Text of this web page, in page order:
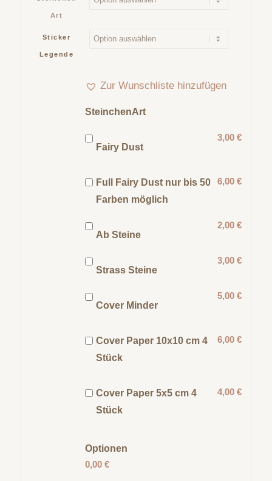
Art
Sticker
Legende
Zur Wunschliste hinzufügen
SteinchenArt
Fairy Dust
3,00 €
Full Fairy Dust nur bis 50
Farben möglich
6,00 €
Ab Steine
2,00 €
Strass Steine
3,00 €
Cover Minder
5,00 €
Cover Paper 10x10 cm 4
Stück
6,00 €
Cover Paper 5x5 cm 4
Stück
4,00 €
Optionen
0,00 €